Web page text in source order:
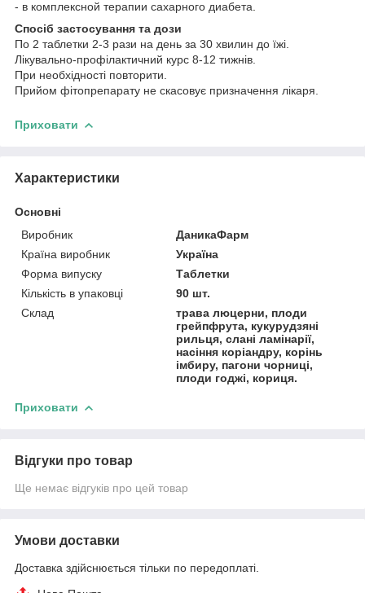
- в комплексной терапии сахарного диабета
Спосіб застосування та дози
По 2 таблетки 2-3 рази на день за 30 хвилин до їжі.
Лікувально-профілактичний курс 8-12 тижнів.
При необхідності повторити.
Прийом фітопрепарату не скасовує призначення лікаря.
Приховати
Характеристики
Основні
Виробник
ДаникаФарм
Країна виробник
Україна
Форма випуску
Таблетки
Кількість в упаковці
90 шт.
Склад
трава люцерни, плоди
грейпфрута, кукурудзяні
рильця, слані ламінарії,
насіння коріандру, корінь
імбиру, пагони чорниці,
плоди годжі, кориця.
Приховати
Відгуки про товар
Ще немає відгуків про цей товар
Умови доставки
Доставка здійснюється тільки по передоплаті.